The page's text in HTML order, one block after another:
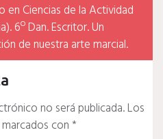
en Ciencias de la Actividad
6º Dan. Escritor. Un
de nuestra arte marcial.
no será publicada.Los
con*